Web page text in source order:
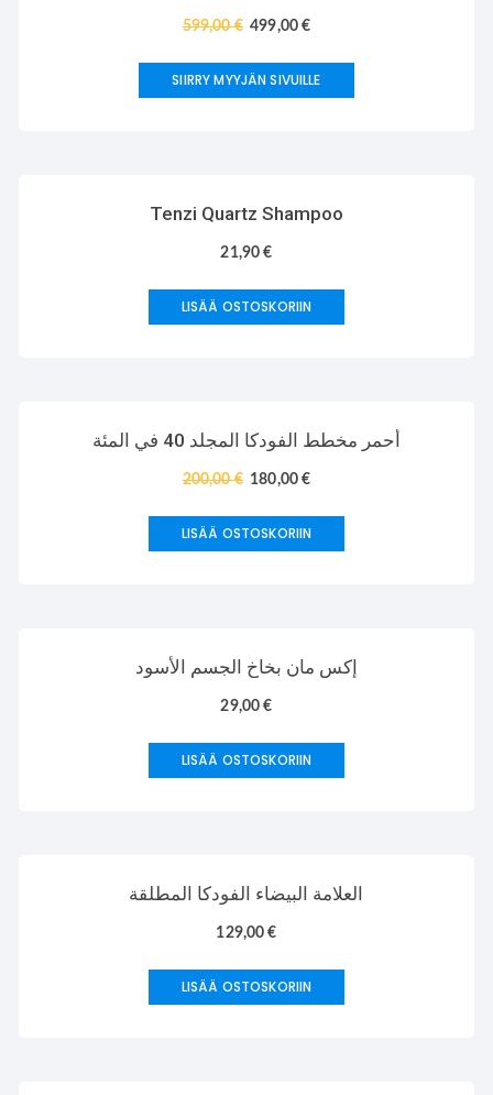
599,00€ 499,00€
SIIRRY MYYJÄN SIVUILLE
Tenzi Quartz Shampoo
21,90€
LISÄÄ OSTOSKORIIN
أحمر مخطط الفودكا المجلد 40 في المئة
200,00€ 180,00€
LISÄÄ OSTOSKORIIN
إكس مان بخاخ الجسم الأسود
29,00€
LISÄÄ OSTOSKORIIN
العلامة البيضاء الفودكا المطلقة
129,00€
LISÄÄ OSTOSKORIIN